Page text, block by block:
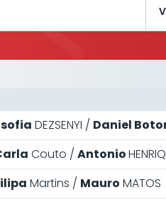
DEZSENYI Daniel
Couto Antonio
Martins Mauro MATOS